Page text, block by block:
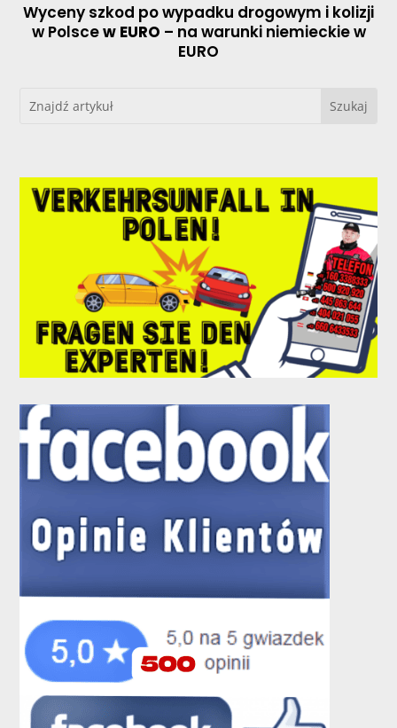
Wyceny szkod po wypadku drogowym i kolizji
w Polscew EURO – na warunki niemieckie w
EURO